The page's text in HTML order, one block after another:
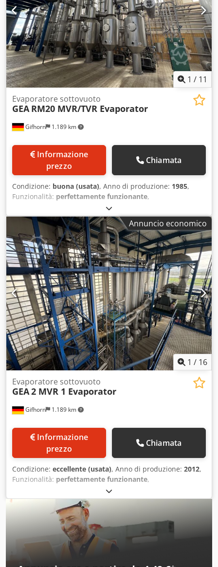
si trova in condizioni perfette!
1 / 11
Gifhorn 1.189 km
Evaporatore sottovuoto
GEA RM20 MVR/TVR Evaporator
prezzo
Chiamata
Condizione: buona (usata), Anno di produzione: 1985,
Funzionalità: perfettamente funzionante,
compressore
Laguilharre Anno di costruzione: ~1985 4 stadi – 6 fasci
tubieri Evaporatore MVR + TVR Utilizzo come
preconcentratore dal 6 al 32% s.s. Utilizzo come (alto)
concentratore dal 9 al 50% s.s. Dodpfoyvrtuex Akqjkr
Portata di alimentazione: 20.000 l/h di siero di latte
Capacità di evaporazione: 15.000 l/h Incluso pastorizzatore
a iniezione di vapore Potenza elettrica compressore MVR:
140 kW Consumo di vapore TVR: 850–1.000 kg/h
Pastorizzatore: 300 kg/h
Annuncio economico
1 / 16
Gifhorn 1.189 km
Evaporatore sottovuoto
GEA2 MVR 1 Evaporator
prezzo
Chiamata
Condizione: eccellente (usata), Anno di produzione: 2012,
Funzionalità: perfettamente funzionante,
compressore
costruzione: 2012 Modello: 2 MVR 1 Portata alimentazione:
35.000 l/h su siero Capacità di evaporazione: fino a 25.000
kg/h Tipo: Evaporatore MVR con finitore TVR Concentratore:
dal 20 fino al 60% sostanza secca Incluso pastorizzatore a
iniezione di vapore Dsdpfsyvrwtsx Akqekr Compressore
MVR: PILLER Potenza compressore MVR: 456 kW Consumo
vapore finitore: ~900 kg/h Consumo vapore pastorizzatore: